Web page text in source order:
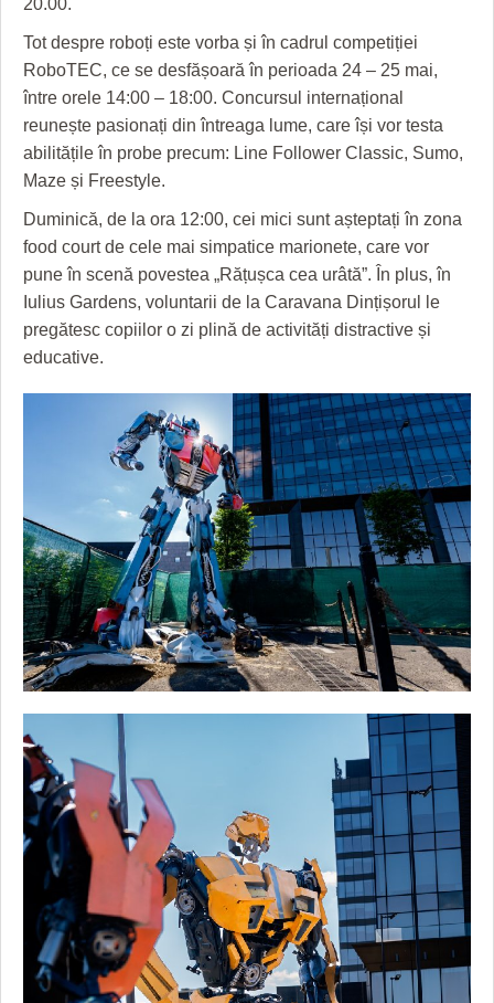
Tot despre roboți este vorba și în cadrul competiției
RoboTEC, ce se desfășoară în perioada 24 – 25 mai,
între orele 14:00 – 18:00. Concursul internațional
reunește pasionați din întreaga lume, care își vor testa
abilitățile în probe precum: Line Follower Classic, Sumo,
Maze și Freestyle.
Duminică, de la ora 12:00, cei mici sunt așteptați în zona
food court de cele mai simpatice marionete, care vor
pune în scenă povestea „Rățușca cea urâtă”. În plus, în
Iulius Gardens, voluntarii de la Caravana Dințișorul le
pregătesc copiilor o zi plină de activități distractive și
educative.